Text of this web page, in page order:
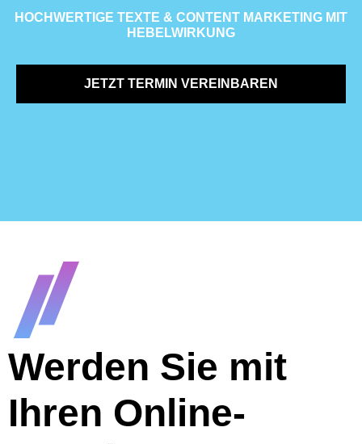
HOCHWERTIGE TEXTE & CONTENT MARKETING MIT
HEBELWIRKUNG
JETZT TERMIN VEREINBAREN
Werden Sie mit
Ihren Online-